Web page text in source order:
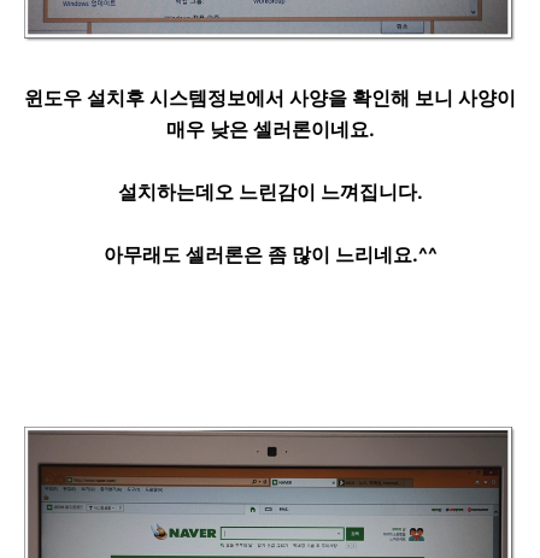
윈도우 설치후 시스템정보에서 사양을 확인해 보니 사양이
매우 낮은 셀러론이네요.
설치하는데오 느린감이 느껴집니다.
아무래도 셀러론은 좀 많이 느리네요.^^